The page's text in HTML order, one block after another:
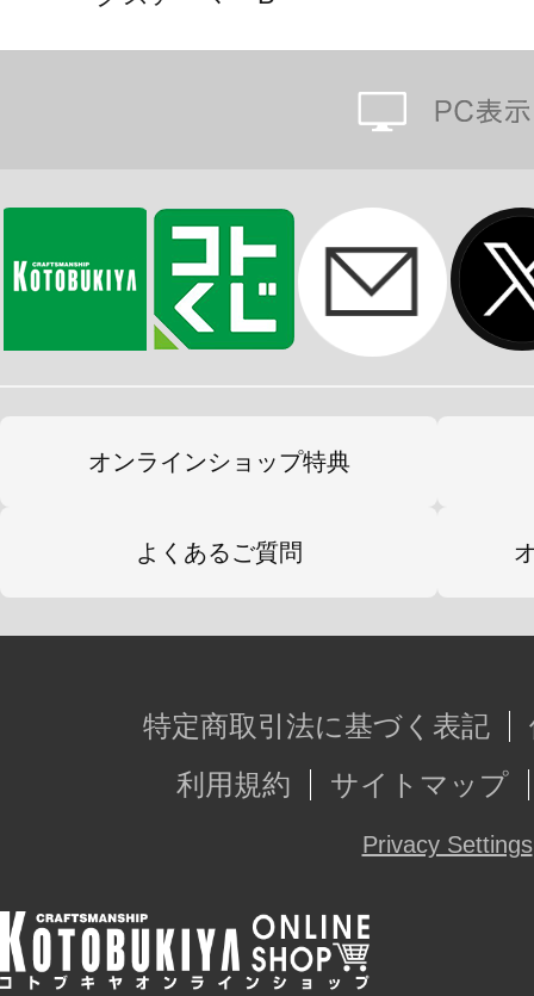
オンラインショップ特典
よくあるご質問
特定商取引法に基づく表記
利用規約
サイトマップ
Privacy Settings